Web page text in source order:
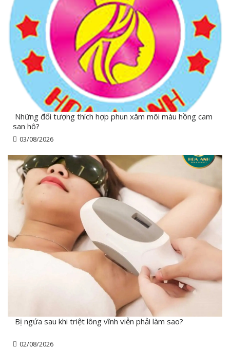
Những đối tượng thích hợp phun xăm môi màu hồng cam
san hô?
03/08/2026
Bị ngứa sau khi triệt lông vĩnh viễn phải làm sao?
02/08/2026